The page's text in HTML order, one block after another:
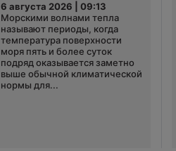
6 августа 2026 | 09:13
Морскими волнами тепла
называют периоды, когда
температура поверхности
моря пять и более суток
подряд оказывается заметно
выше обычной климатической
нормы для...